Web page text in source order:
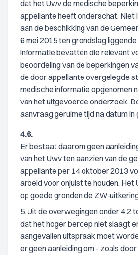
dat het Uwv de medische
appellante heeft onderschat. Niet
aan de beschikking van de
6 mei 2015 ten grondslag
informatie bevatten die relevant
beoordeling van de beperkingen
de door appellante overgelegde
medische informatie opgenomen
van het uitgevoerde onderzoek.
aanvraag geruime tijd na datum in
4.6.
Er bestaat daarom geen
van het Uwv ten aanzien van de
appellante per 14 oktober 2013
arbeid voor onjuist te houden. Het
op goede gronden de ZW-
5. Uit de overwegingen onder 4.2
dat het hoger beroep niet slaagt
aangevallen uitspraak moet
er geen aanleiding om - zoals